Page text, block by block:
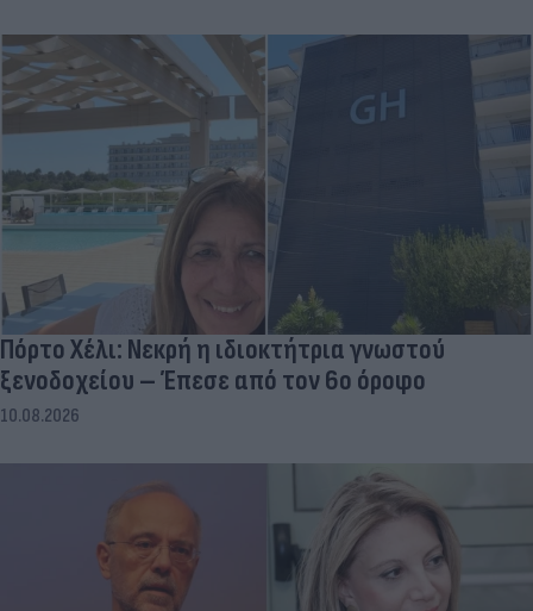
Πόρτο Χέλι: Νεκρή η ιδιοκτήτρια γνωστού
ξενοδοχείου – Έπεσε από τον 6ο όροφο
10.08.2026